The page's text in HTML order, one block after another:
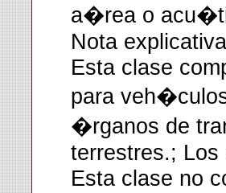
a�rea o
Nota explicativa
Esta clase
para
�rganos de
terrestres.; Los
Esta clase no